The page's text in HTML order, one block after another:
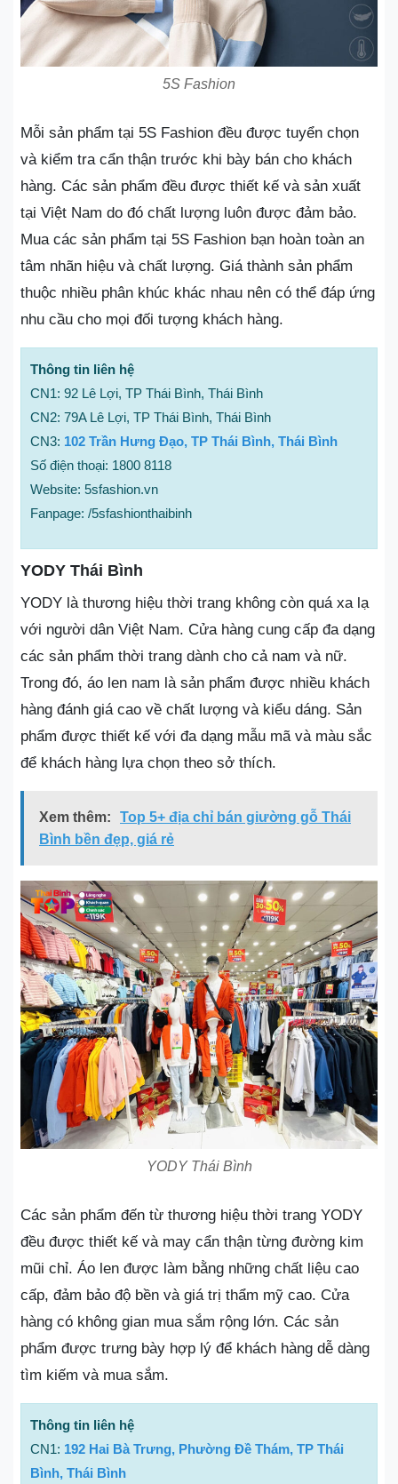
5S Fashion
Mỗi sản phẩm tại 5S Fashion đều được tuyển chọn
và kiểm tra cẩn thận trước khi bày bán cho khách
hàng. Các sản phẩm đều được thiết kế và sản xuất
tại Việt Nam do đó chất lượng luôn được đảm bảo.
Mua các sản phẩm tại 5S Fashion bạn hoàn toàn an
tâm nhãn hiệu và chất lượng. Giá thành sản phẩm
thuộc nhiều phân khúc khác nhau nên có thể đáp ứng
nhu cầu cho mọi đối tượng khách hàng.
Thông tin liên hệ
CN1: 92 Lê Lợi, TP Thái Bình, Thái Bình
CN2: 79A Lê Lợi, TP Thái Bình, Thái Bình
CN3: 102 Trần Hưng Đạo, TP Thái Bình, Thái Bình
Số điện thoại: 1800 8118
Website: 5sfashion.vn
Fanpage: /5sfashionthaibinh
YODY Thái Bình
YODY là thương hiệu thời trang không còn quá xa lạ
với người dân Việt Nam. Cửa hàng cung cấp đa dạng
các sản phẩm thời trang dành cho cả nam và nữ.
Trong đó, áo len nam là sản phẩm được nhiều khách
hàng đánh giá cao về chất lượng và kiểu dáng. Sản
phẩm được thiết kế với đa dạng mẫu mã và màu sắc
để khách hàng lựa chọn theo sở thích.
Xem thêm:
Top 5+ địa chỉ bán giường gỗ Thái
Bình bền đẹp, giá rẻ
YODY Thái Bình
Các sản phẩm đến từ thương hiệu thời trang YODY
đều được thiết kế và may cẩn thận từng đường kim
mũi chỉ. Áo len được làm bằng những chất liệu cao
cấp, đảm bảo độ bền và giá trị thẩm mỹ cao. Cửa
hàng có không gian mua sắm rộng lớn. Các sản
phẩm được trưng bày hợp lý để khách hàng dễ dàng
tìm kiếm và mua sắm.
Thông tin liên hệ
CN1: 192 Hai Bà Trưng, Phường Đề Thám, TP Thái
Bình, Thái Bình